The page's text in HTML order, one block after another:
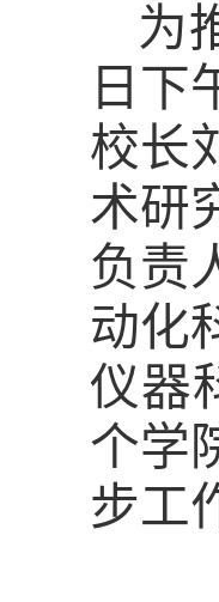
为
日下
校长
术研
负责
动化
仪器
个学
步工